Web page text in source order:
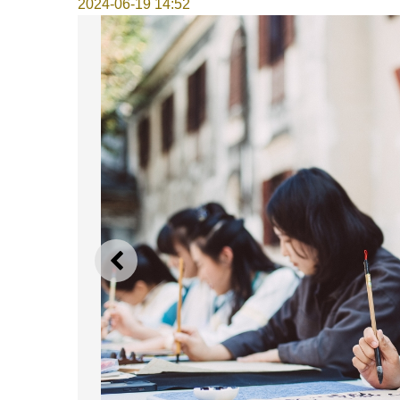
2024-06-19 14:52
上一則